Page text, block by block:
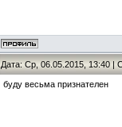
Дата: Ср, 06.05.2015, 13:40 |
буду весьма признателен